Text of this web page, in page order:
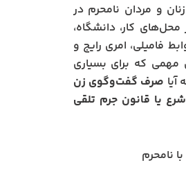
و مردان نامحرم در
محل‌های کار، دانشگاه،
فامیلی، امری رایج و
که برای بسیاری
صرف گفت‌وگوی زن
یا قانون جرم تلقی
نامحرم